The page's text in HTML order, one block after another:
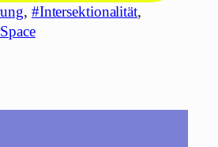
, #Intersektionalität